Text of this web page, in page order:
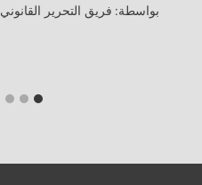
بواسطة: فريق التحرير القانوني